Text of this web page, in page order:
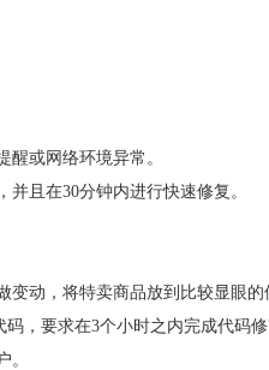
或网络环境异常。
且在30分钟内进行快速修复。
动，将特卖商品放到比较显眼的
，要求在3个小时之内完成代码